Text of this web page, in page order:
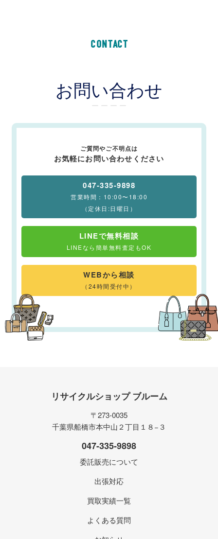
CONTACT
お問い合わせ
ー ー ー ー
ご質問やご不明点は
お気軽にお問い合わせください
047-335-9898
営業時間：10:00〜18:00
（定休日:日曜日）
LINEで無料相談
LINEなら簡単無料査定もOK
WEBから相談
（24時間受付中）
リサイクルショップ ブルーム
〒273-0035
千葉県船橋市本中山２丁目１８−３
047-335-9898
委託販売について
出張対応
買取実績一覧
よくある質問